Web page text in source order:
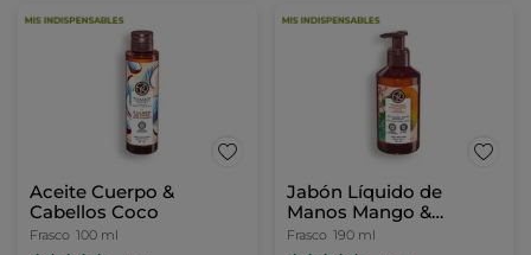
Aceite Cuerpo &
Cabellos Coco
Frasco 100 ml
Jabón Líquido de
Manos Mango &
Cilantro.
Frasco 190 ml